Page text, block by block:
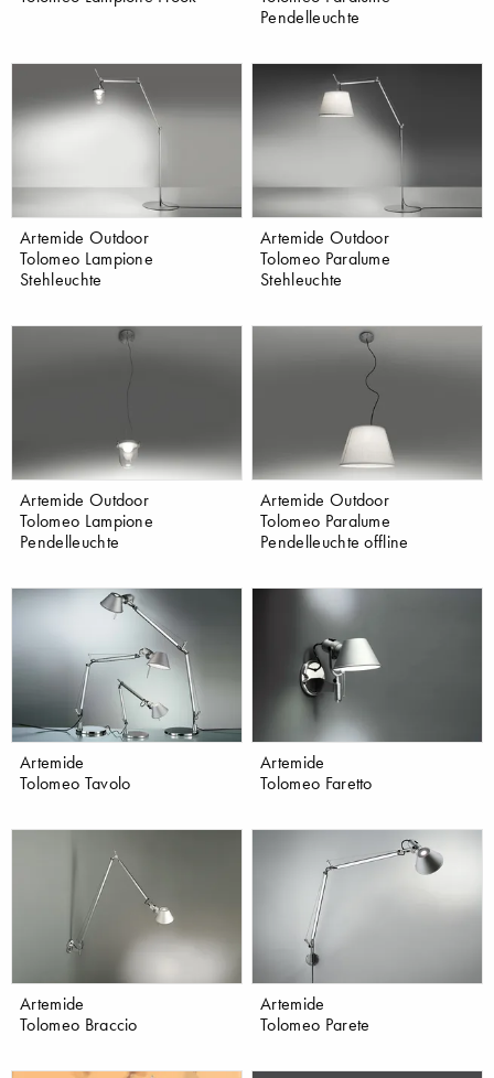
Pendelleuchte
Artemide Outdoor
Tolomeo Lampione
Stehleuchte
Artemide Outdoor
Tolomeo Paralume
Stehleuchte
Artemide Outdoor
Tolomeo Lampione
Pendelleuchte
Artemide Outdoor
Tolomeo Paralume
Pendelleuchte offline
Artemide
Tolomeo Tavolo
Artemide
Tolomeo Faretto
Artemide
Tolomeo Braccio
Artemide
Tolomeo Parete